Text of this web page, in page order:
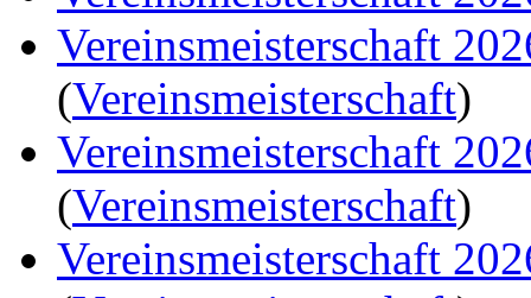
Vereinsmeisterschaft
(Vereinsmeisterschaft)
Vereinsmeisterschaft
(Vereinsmeisterschaft)
Vereinsmeisterschaft